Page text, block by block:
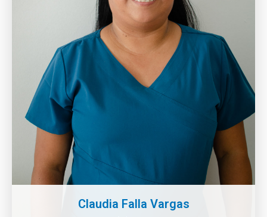
Claudia Falla Vargas